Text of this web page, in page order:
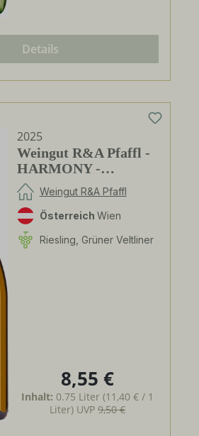
Details
2025
Weingut R&A Pfaffl -
HARMONY -
Gemischter Satz
Weingut R&A Pfaffl
Österreich Wien
Riesling, Grüner Veltliner
Regulärer Preis:
8,55 €
Inhalt: 0.75 Liter(11,40 € / 1
Liter) UVP9,50 €